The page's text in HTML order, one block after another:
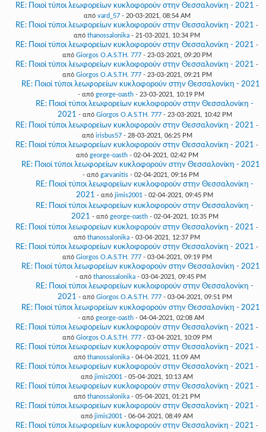
RE: Ποιοί τύποι λεωφορείων κυκλοφορούν στην Θεσσαλονίκη - 2021 -
από vard_57- 20-03-2021, 08:54 AM
RE: Ποιοί τύποι λεωφορείων κυκλοφορούν στην Θεσσαλονίκη - 2021 -
από thanossalonika - 21-03-2021, 10:34 PM
RE: Ποιοί τύποι λεωφορείων κυκλοφορούν στην Θεσσαλονίκη - 2021 -
από Giorgos O.A.S.TH. 777- 23-03-2021, 09:20 PM
RE: Ποιοί τύποι λεωφορείων κυκλοφορούν στην Θεσσαλονίκη - 2021 -
από Giorgos O.A.S.TH. 777- 23-03-2021, 09:21 PM
RE: Ποιοί τύποι λεωφορείων κυκλοφορούν στην Θεσσαλονίκη - 2021
- από george-oasth- 23-03-2021, 10:19 PM
RE: Ποιοί τύποι λεωφορείων κυκλοφορούν στην Θεσσαλονίκη -
2021 - από Giorgos O.A.S.TH. 777- 23-03-2021, 10:42 PM
RE: Ποιοί τύποι λεωφορείων κυκλοφορούν στην Θεσσαλονίκη - 2021 -
από irisbus57- 28-03-2021, 06:25 PM
RE: Ποιοί τύποι λεωφορείων κυκλοφορούν στην Θεσσαλονίκη - 2021 -
από george-oasth- 02-04-2021, 02:42 PM
RE: Ποιοί τύποι λεωφορείων κυκλοφορούν στην Θεσσαλονίκη - 2021
- από garvanitis - 02-04-2021, 09:16 PM
RE: Ποιοί τύποι λεωφορείων κυκλοφορούν στην Θεσσαλονίκη -
2021 - από jimis2001 - 02-04-2021, 09:45 PM
RE: Ποιοί τύποι λεωφορείων κυκλοφορούν στην Θεσσαλονίκη -
2021 - από george-oasth- 02-04-2021, 10:35 PM
RE: Ποιοί τύποι λεωφορείων κυκλοφορούν στην Θεσσαλονίκη - 2021 -
από thanossalonika - 03-04-2021, 12:37 PM
RE: Ποιοί τύποι λεωφορείων κυκλοφορούν στην Θεσσαλονίκη - 2021 -
από Giorgos O.A.S.TH. 777- 03-04-2021, 09:19 PM
RE: Ποιοί τύποι λεωφορείων κυκλοφορούν στην Θεσσαλονίκη - 2021
- από thanossalonika - 03-04-2021, 09:45 PM
RE: Ποιοί τύποι λεωφορείων κυκλοφορούν στην Θεσσαλονίκη -
2021 - από Giorgos O.A.S.TH. 777- 03-04-2021, 09:51 PM
RE: Ποιοί τύποι λεωφορείων κυκλοφορούν στην Θεσσαλονίκη - 2021
- από george-oasth- 04-04-2021, 02:08 AM
RE: Ποιοί τύποι λεωφορείων κυκλοφορούν στην Θεσσαλονίκη - 2021 -
από Giorgos O.A.S.TH. 777- 03-04-2021, 10:09 PM
RE: Ποιοί τύποι λεωφορείων κυκλοφορούν στην Θεσσαλονίκη - 2021 -
από thanossalonika - 04-04-2021, 11:09 AM
RE: Ποιοί τύποι λεωφορείων κυκλοφορούν στην Θεσσαλονίκη - 2021 -
από jimis2001 - 05-04-2021, 10:13 AM
RE: Ποιοί τύποι λεωφορείων κυκλοφορούν στην Θεσσαλονίκη - 2021 -
από thanossalonika - 05-04-2021, 01:21 PM
RE: Ποιοί τύποι λεωφορείων κυκλοφορούν στην Θεσσαλονίκη - 2021 -
από jimis2001 - 06-04-2021, 08:49 AM
RE: Ποιοί τύποι λεωφορείων κυκλοφορούν στην Θεσσαλονίκη - 2021 -